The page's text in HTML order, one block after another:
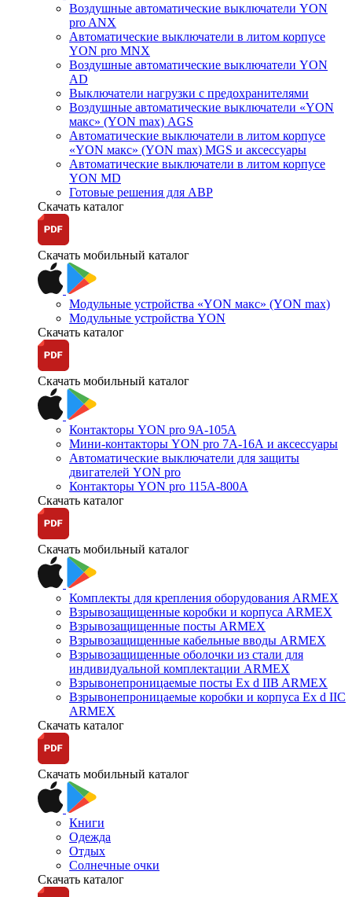
Воздушные автоматические выключатели YON
pro ANX
Автоматические выключатели в литом корпусе
YON pro MNX
Воздушные автоматические выключатели YON
AD
Выключатели нагрузки с предохранителями
Воздушные автоматические выключатели «YON
макс» (YON max) AGS
Автоматические выключатели в литом корпусе
«YON макс» (YON max) MGS и аксессуары
Автоматические выключатели в литом корпусе
YON MD
Готовые решения для АВР
Скачать каталог
Скачать мобильный каталог
Модульные устройства «YON макс» (YON max)
Модульные устройства YON
Скачать каталог
Скачать мобильный каталог
Контакторы YON pro 9А-105А
Мини-контакторы YON pro 7А-16А и аксессуары
Автоматические выключатели для защиты
двигателей YON pro
Контакторы YON pro 115А-800А
Скачать каталог
Скачать мобильный каталог
Комплекты для крепления оборудования ARMEX
Взрывозащищенные коробки и корпуса ARMEX
Взрывозащищенные посты ARMEX
Взрывозащищенные кабельные вводы ARMEX
Взрывозащищенные оболочки из стали для
индивидуальной комплектации ARMEX
Взрывонепроницаемые посты Ex d IIB ARMEX
Взрывонепроницаемые коробки и корпуса Ex d IIС
ARMEX
Скачать каталог
Скачать мобильный каталог
Книги
Одежда
Отдых
Солнечные очки
Скачать каталог